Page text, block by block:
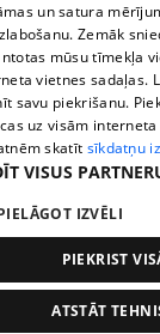
TV programma
Līguma
360 Ziņu
Helio Media
Portāla
All rights reserved.
un satura
Zemāk
mūsu tīmekļa
vietnes sadaļas.
savu piekrišanu.
uz visām
skatīt sīkdatņu
VISUS
IZVĒLI
PIEKRIST
ATSTĀT